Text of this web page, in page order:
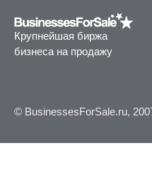
Крупнейшая биржа
бизнеса на продажу
© BusinessesForSale.ru,